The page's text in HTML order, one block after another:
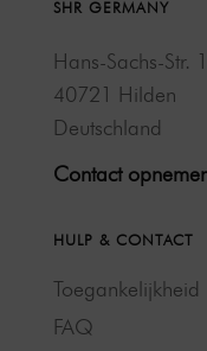
SHR GERMANY
Hans-Sachs-Str.
40721 Hilden
Deutschland
Contact
HULP & CONTACT
Toegankelijkheid
FAQ